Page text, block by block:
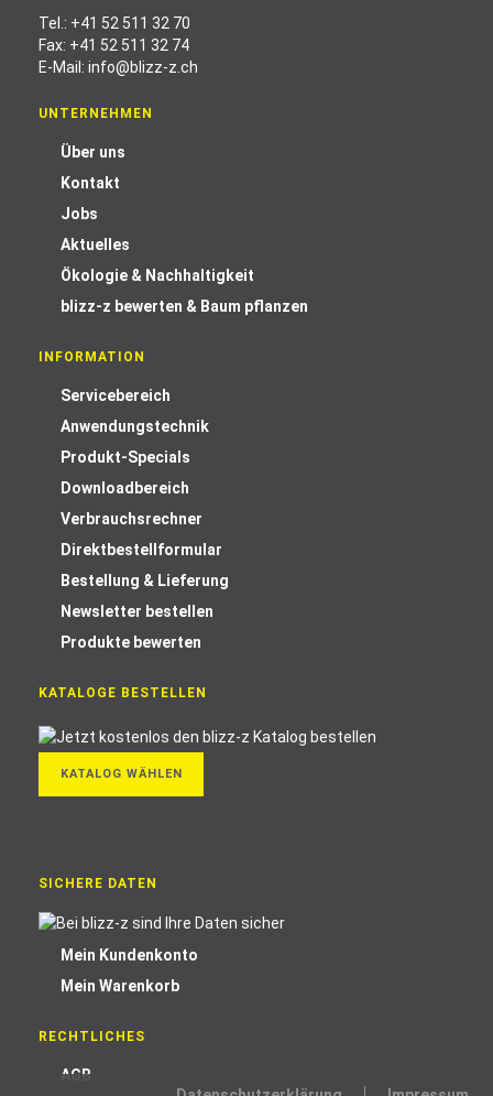
Tel.: +41 52 511 32 70
Fax: +41 52 511 32 74
E-Mail: info@blizz-z.ch
UNTERNEHMEN
Über uns
Kontakt
Jobs
Aktuelles
Ökologie & Nachhaltigkeit
blizz-z bewerten & Baum pflanzen
INFORMATION
Servicebereich
Anwendungstechnik
Produkt-Specials
Downloadbereich
Verbrauchsrechner
Direktbestellformular
Bestellung & Lieferung
Newsletter bestellen
Produkte bewerten
KATALOGE BESTELLEN
KATALOG WÄHLEN
SICHERE DATEN
Mein Kundenkonto
Mein Warenkorb
RECHTLICHES
AGB